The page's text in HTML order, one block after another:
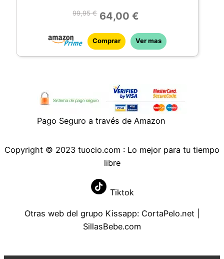
99,95 € 64,00 €
Comprar Ver mas
Pago Seguro a través de Amazon
Copyright © 2023 tuocio.com : Lo mejor para tu tiempo
libre
Tiktok
Otras web del grupo Kissapp: CortaPelo.net
SillasBebe.com